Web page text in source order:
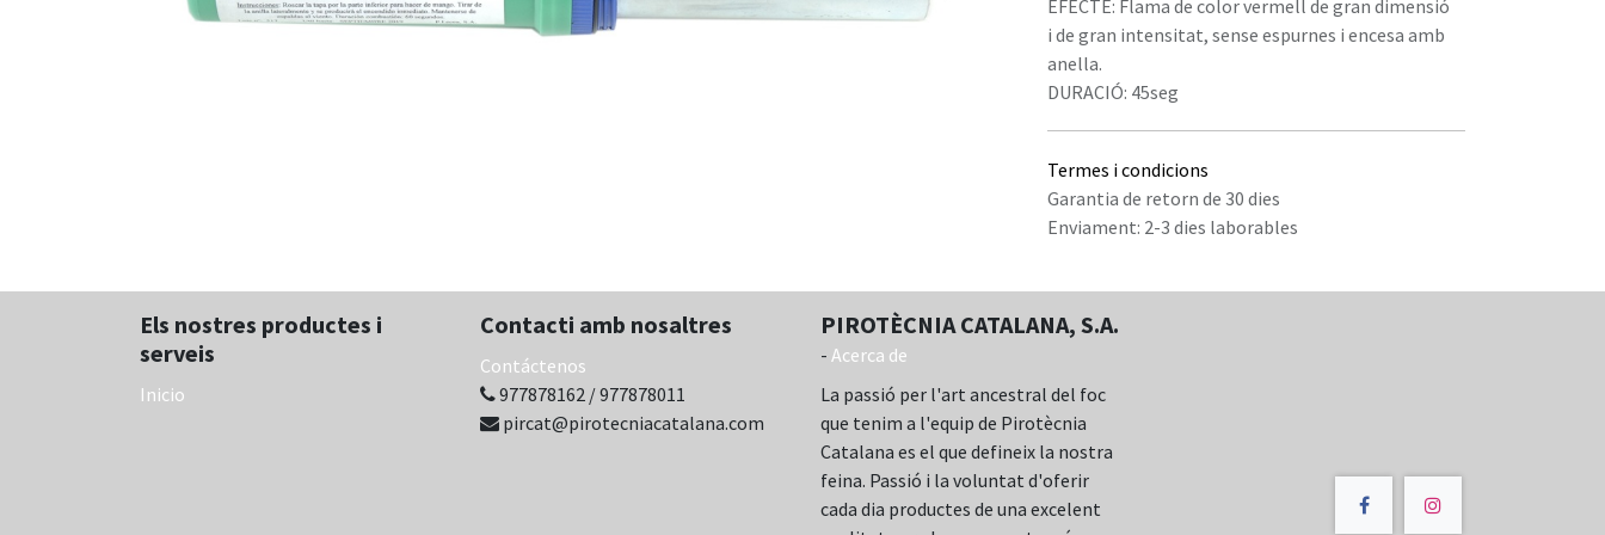
EFECTE: Flama de color vermell de gran dimensió
i de gran intensitat, sense espurnes i encesa amb
anella.
DURACIÓ: 45seg
Termes i condicions
Garantia de retorn de 30 dies
Enviament: 2-3 dies laborables
Els nostres productes i
serveis
Inicio
Contacti amb nosaltres
Contáctenos
977878162 / 977878011
pircat@pirotecniacatalana.com
PIROTÈCNIA CATALANA, S.A.
- Acerca de
La passió per l'art ancestral del foc
que tenim a l'equip de Pirotècnia
Catalana es el que defineix la nostra
feina. Passió i la voluntat d'oferir
cada dia productes de una excelent